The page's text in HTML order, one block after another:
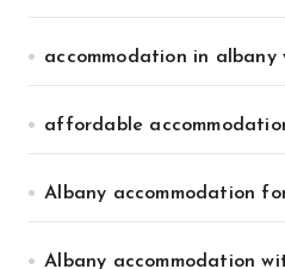
accommodation in albany
affordable
Albany accommodation
Albany accommodation